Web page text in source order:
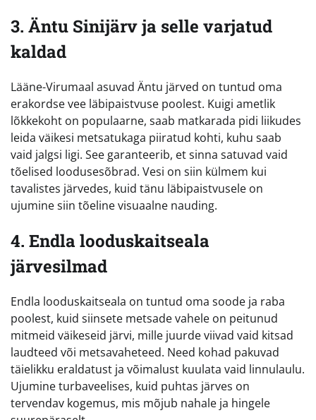
3. Äntu Sinijärv ja selle varjatud
kaldad
Lääne-Virumaal asuvad Äntu järved on tuntud oma
erakordse vee läbipaistvuse poolest. Kuigi ametlik
lõkkekoht on populaarne, saab matkarada pidi liikudes
leida väikesi metsatukaga piiratud kohti, kuhu saab
vaid jalgsi ligi. See garanteerib, et sinna satuvad vaid
tõelised loodusesõbrad. Vesi on siin külmem kui
tavalistes järvedes, kuid tänu läbipaistvusele on
ujumine siin tõeline visuaalne nauding.
4. Endla looduskaitseala
järvesilmad
Endla looduskaitseala on tuntud oma soode ja raba
poolest, kuid siinsete metsade vahele on peitunud
mitmeid väikeseid järvi, mille juurde viivad vaid kitsad
laudteed või metsavaheteed. Need kohad pakuvad
täielikku eraldatust ja võimalust kuulata vaid linnulaulu.
Ujumine turbaveelises, kuid puhtas järves on
tervendav kogemus, mis mõjub nahale ja hingele